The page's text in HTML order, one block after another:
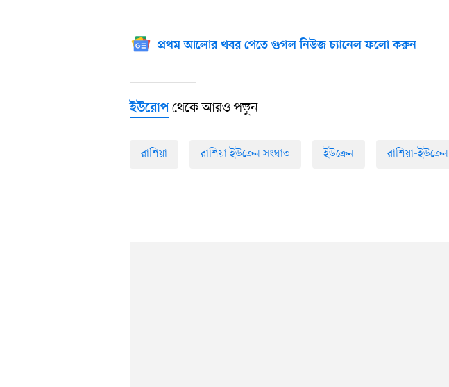
প্রথম আলোর খবর পেতে গুগল নিউজ চ্যানেল ফলো করুন
ইউরোপথেকে আরও পড়ুন
রাশিয়া রাশিয়া ইউক্রেন সংঘাত ইউক্রেন রাশিয়া-ইউক্রেন